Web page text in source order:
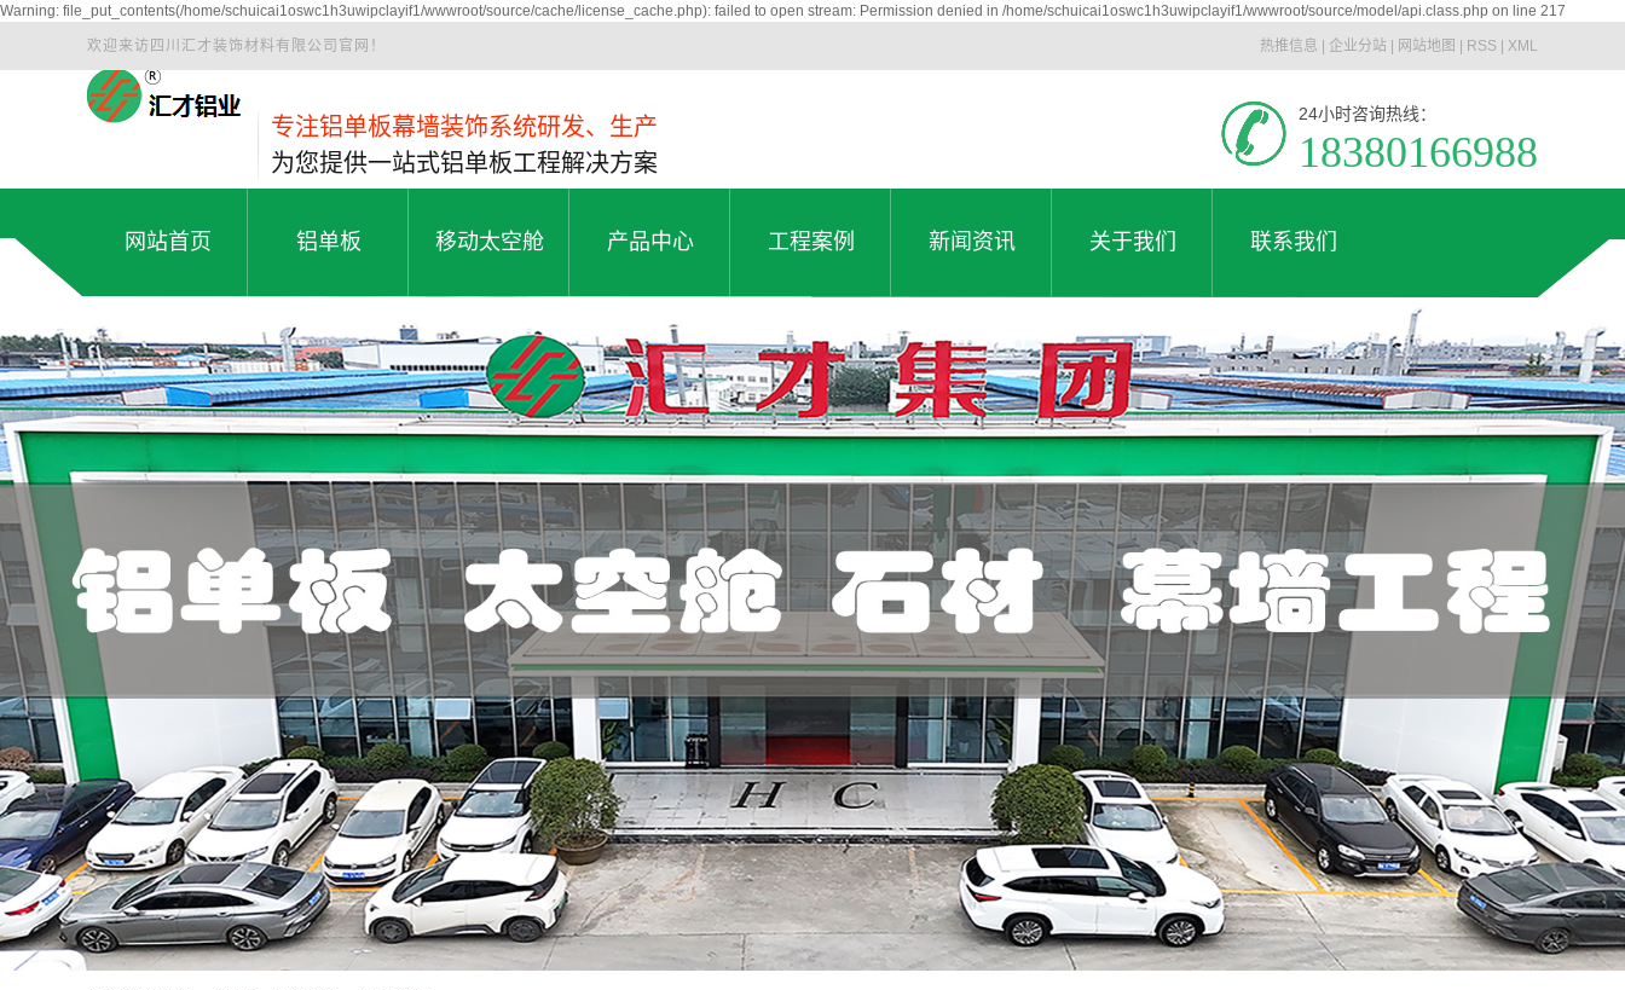
Warning: file_put_contents(/home/schuicai1oswc1h3uwipclayif1/wwwroot/source/cache/license_cache.php): failed to open stream: Permission denied in /home/schuicai1oswc1h3uwipclayif1/wwwroot/source/model/api.class.php on line 217
欢迎来访四川汇才装饰材料有限公司官网！ 热推信息 企业分站 网站地图 RSS XML
专注铝单板幕墙装饰系统研发、生产
为您提供一站式铝单板工程解决方案
24小时咨询热线：
18380166988
网站首页
网站首页
铝单板
铝单板
冲孔铝单板
包柱铝单板
移动太空舱
移动太空舱
苹果舱
智慧驿站
产品中心
产品中心
铝蜂窝板系列
A2防火板
三维锥芯板
移动太空舱
铝方通系列
工程天花系列
工程案例
工程案例
铝单板医院案例
铝单板学校案例
铝单板商场案例
铝单板4S店案例
铝单板改造案例
铝单板酒店案例
铝单板银行案例
石材案例
新闻资讯
新闻资讯
行业动态
常见问题
关于我们
关于我们
企业文化
工厂实拍
联系我们
联系我们